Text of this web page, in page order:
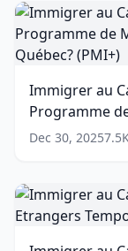
t’installer
au
Québec ( 13
Immigrer
au
Canada
Puis-
je
postuler
au
de
Mobilité
Internationale
Immigrer au
Programme
Québec?
Dec 30, 2025
Immigrer
au
Canada